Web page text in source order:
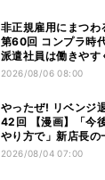
非正規雇用にまつわ
第60回 コンプラ時代
派遣社員は働きやす
た?
2026/08/06 08:00
やったぜ! リベンジ
42回 【漫画】「今
やり方で」新店長の
テラン退職→崩壊し
2026/08/04 07:00